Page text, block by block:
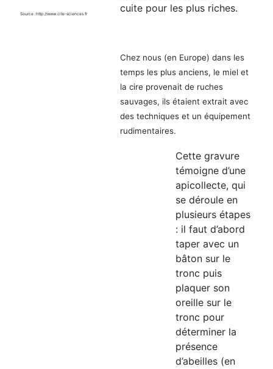
Source :http://www.cite-sciences.fr
cuite pour les plus riches.​
Chez nous (en Europe) dans les
temps les plus anciens, le miel et
la cire provenait de ruches
sauvages, ils étaient extrait avec
des techniques et un équipement
rudimentaires.
Cette gravure
témoigne d’une
apicollecte, qui
se déroule en
plusieurs étapes
: il faut d’abord
taper avec un
bâton sur le
tronc puis
plaquer son
oreille sur le
tronc pour
déterminer la
présence
d’abeilles (en